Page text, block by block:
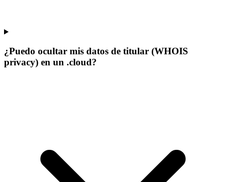
¿Puedo ocultar mis datos de titular (WHOIS
privacy) en un .cloud?